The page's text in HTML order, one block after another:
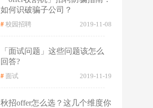
如何识破骗子公司？
# 校园招聘 2019-11-08
「面试问题」这些问题该怎么
回答?
# 面试 2019-11-19
秋招offer怎么选？这几个维度你